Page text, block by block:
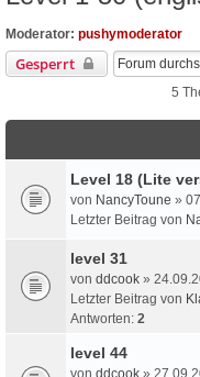
Moderator: pushymoderator
Gesperrt
5
Level 18 (Lite
von NancyToune »
Letzter Beitrag von
level 31
von ddcook »
Letzter Beitrag von
Antworten: 2
level 44
von ddcook »